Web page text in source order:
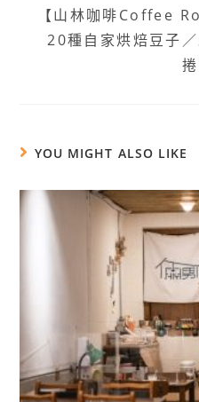
【山林咖啡Coffee
20種自家烘焙豆子
YOU MIGHT ALSO LIKE